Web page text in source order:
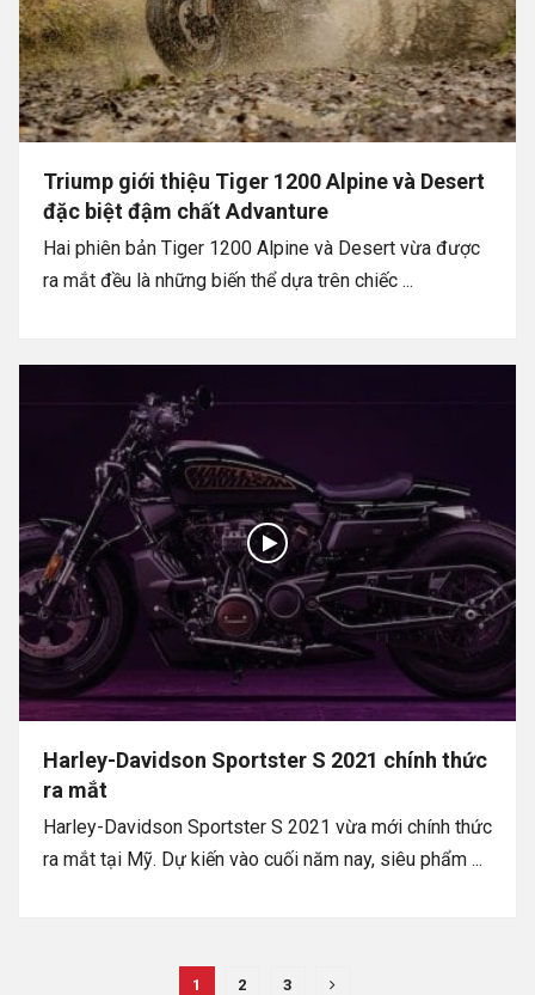
Triump giới thiệu Tiger 1200 Alpine và Desert
đặc biệt đậm chất Advanture
Hai phiên bản Tiger 1200 Alpine và Desert vừa được
ra mắt đều là những biến thể dựa trên chiếc ...
Harley-Davidson Sportster S 2021 chính thức
ra mắt
Harley-Davidson Sportster S 2021 vừa mới chính thức
ra mắt tại Mỹ. Dự kiến vào cuối năm nay, siêu phẩm ...
1 2 3